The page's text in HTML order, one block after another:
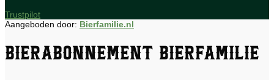
Trustpilot
Aangeboden door: Bierfamilie.nl
Bierabonnement Bierfamilie